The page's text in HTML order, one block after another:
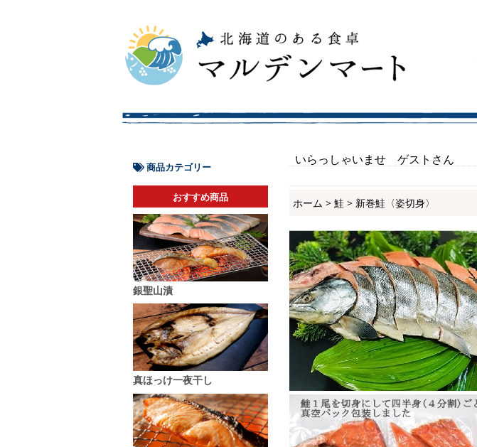
商品カテゴリー
おすすめ商品
銀聖山漬
真ほっけ一夜干し
いらっしゃいませ ゲストさん
ホーム > 鮭 > 新巻鮭〈姿切身〉